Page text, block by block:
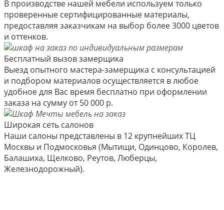
В производстве нашей мебели используем только
проверенные сертифицированные материалы,
предоставляя заказчикам на выбор более 3000 цветов
и оттенков.
Бесплатный вызов замерщика
Выезд опытного мастера-замерщика с консультацией
и подбором материалов осуществляется в любое
удобное для Вас время бесплатно при оформлении
заказа на сумму от 50 000 р.
Широкая сеть салонов
Наши салоны представлены в 12 крупнейших ТЦ
Москвы и Подмосковья (Мытищи, Одинцово, Королев,
Балашиха, Щелково, Реутов, Люберцы,
Железнодорожный).